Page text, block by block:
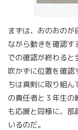
まずは、おのおのが
ながら動きを確認す
での確認が終わると
吹かずに位置を確認
ちは真剣に取り組
の責任者と３年生の
も応援と同様に、部
いるのだ。